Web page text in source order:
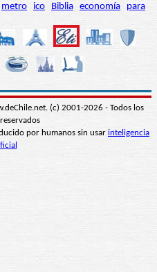
metro ico Biblia economía para
(c) 2001-2026 - Todos los
por humanos sin usar inteligencia